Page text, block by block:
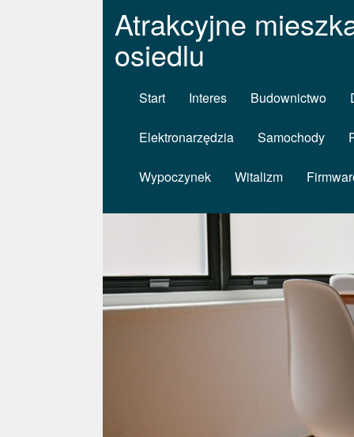
Atrakcyjne
osiedlu
Start Interes Budownictwo
Elektronarzędzia Samochody
Wypoczynek Witalizm